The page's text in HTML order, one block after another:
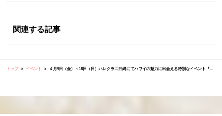
関連する記事
トップ イベント ４月9日（金）～18日（日）ハレクラニ沖縄にてハワイの魅力に出会える特別なイベント『...